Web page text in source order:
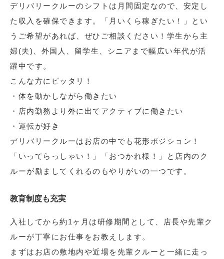
デリバリークルーのシフトは月間固定なので、安定し
た収入を確保できます。「月いくら稼ぎたい！」とい
うご希望があれば、ぜひご相談ください！学生から主
婦(夫)、外国人、留学生、シニアまで幅広い年代が活
躍中です。
こんな方にピッタリ！
・体を動かしながら働きたい
・店内勤務より外に出てアクティブに働きたい
・運転が好き
デリバリークルーはお店の中でも花形ポジション！
「いってらっしゃい！」「おつかれ様！」と店内のク
ルーが励ましてくれるのもやりがいの一つです。
教育制度も充実
入社してから約1ヶ月は研修期間として、店長や先輩ク
ルーが丁寧にお仕事をお教えします。
まずはお店の敷地内や近場を先輩クルーと一緒に走っ